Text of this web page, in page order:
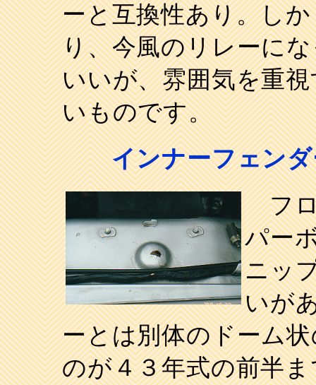
ーと互換性あり。し
り、今風のリレーに
いいが、雰囲気を重
いものです。
インナーフェン
フロ
パー
ニッ
いが
ーとは別体のドーム
のが４３年式の前半